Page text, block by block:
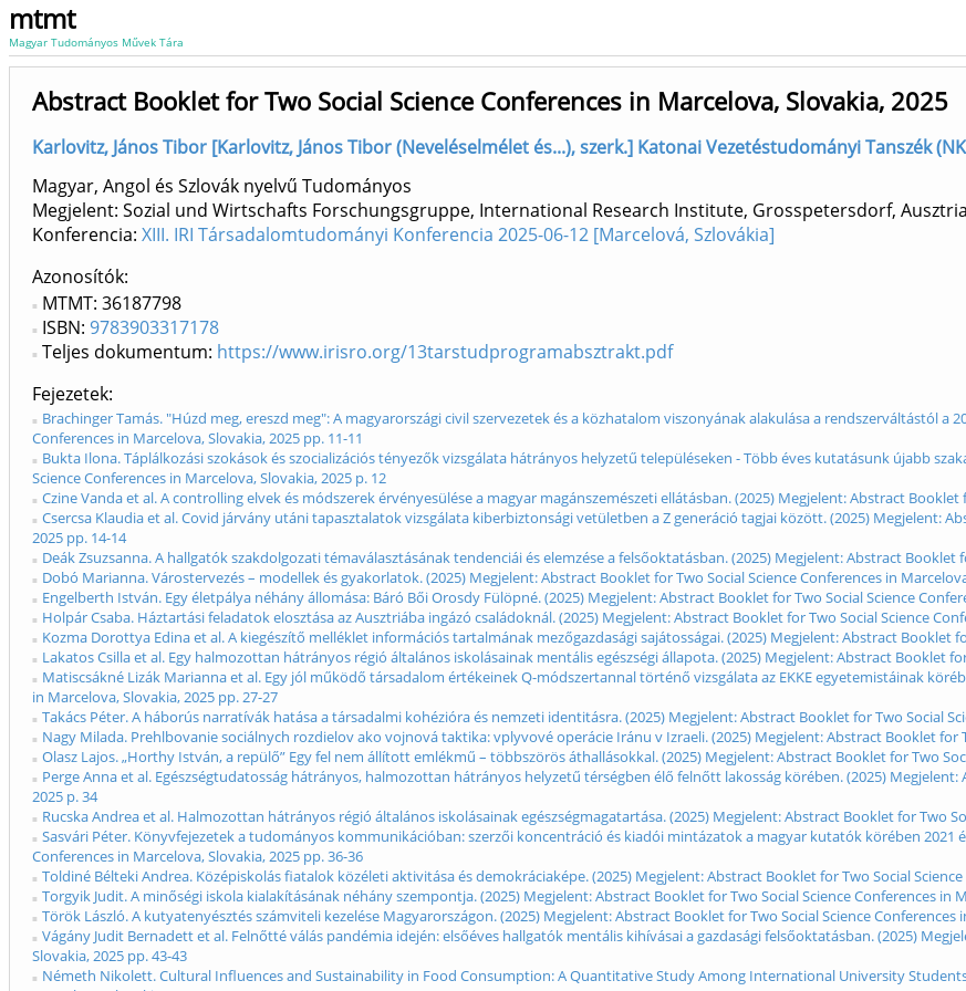
mtmt
Magyar Tudományos Művek Tára
Abstract Booklet for Two Social Science Conferences in Marcelova, Slovakia, 2025
Karlovitz, János Tibor [Karlovitz, János Tibor (Neveléselmélet és...), szerk.] Katonai Vezetéstudományi Tanszék
Magyar, Angol és Szlovák nyelvű Tudományos
Megjelent: Sozial und Wirtschafts Forschungsgruppe, International Research Institute, Grosspetersdorf,
Konferencia: XIII. IRI Társadalomtudományi Konferencia 2025-06-12 [Marcelová, Szlovákia]
Azonosítók
MTMT: 36187798
ISBN: 9783903317178
Teljes dokumentum: https://www.irisro.org/13tarstudprogramabsztrakt.pdf
Fejezetek
Brachinger Tamás. "Húzd meg, ereszd meg": A magyarországi civil szervezetek és a közhatalom viszonyának alakulása a rendszerváltástól a
Conferences in Marcelova, Slovakia, 2025 pp. 11-11
Bukta Ilona. Táplálkozási szokások és szocializációs tényezők vizsgálata hátrányos helyzetű településeken - Több éves kutatásunk újabb
Science Conferences in Marcelova, Slovakia, 2025 p. 12
Czine Vanda et al. A controlling elvek és módszerek érvényesülése a magyar magánszemészeti ellátásban. (2025) Megjelent: Abstract
Csercsa Klaudia et al. Covid járvány utáni tapasztalatok vizsgálata kiberbiztonsági vetületben a Z generáció tagjai között. (2025) Megjelent:
2025 pp. 14-14
Deák Zsuzsanna. A hallgatók szakdolgozati témaválasztásának tendenciái és elemzése a felsőoktatásban. (2025) Megjelent: Abstract Booklet
Dobó Marianna. Várostervezés – modellek és gyakorlatok. (2025) Megjelent: Abstract Booklet for Two Social Science Conferences in
Engelberth István. Egy életpálya néhány állomása: Báró Bői Orosdy Fülöpné. (2025) Megjelent: Abstract Booklet for Two Social Science
Holpár Csaba. Háztartási feladatok elosztása az Ausztriába ingázó családoknál. (2025) Megjelent: Abstract Booklet for Two Social Science
Kozma Dorottya Edina et al. A kiegészítő melléklet információs tartalmának mezőgazdasági sajátosságai. (2025) Megjelent: Abstract Booklet
Lakatos Csilla et al. Egy halmozottan hátrányos régió általános iskolásainak mentális egészségi állapota. (2025) Megjelent: Abstract Booklet
Matiscsákné Lizák Marianna et al. Egy jól működő társadalom értékeinek Q-módszertannal történő vizsgálata az EKKE egyetemistáinak
in Marcelova, Slovakia, 2025 pp. 27-27
Takács Péter. A háborús narratívák hatása a társadalmi kohézióra és nemzeti identitásra. (2025) Megjelent: Abstract Booklet for Two Social
Nagy Milada. Prehlbovanie sociálnych rozdielov ako vojnová taktika: vplyvové operácie Iránu v Izraeli. (2025) Megjelent: Abstract Booklet for
Olasz Lajos. „Horthy István, a repülő” Egy fel nem állított emlékmű – többszörös áthallásokkal. (2025) Megjelent: Abstract Booklet for Two
Perge Anna et al. Egészségtudatosság hátrányos, halmozottan hátrányos helyzetű térségben élő felnőtt lakosság körében. (2025)
2025 p. 34
Rucska Andrea et al. Halmozottan hátrányos régió általános iskolásainak egészségmagatartása. (2025) Megjelent: Abstract Booklet for Two
Sasvári Péter. Könyvfejezetek a tudományos kommunikációban: szerzői koncentráció és kiadói mintázatok a magyar kutatók körében 2021
Conferences in Marcelova, Slovakia, 2025 pp. 36-36
Toldiné Bélteki Andrea. Középiskolás fiatalok közéleti aktivitása és demokráciaképe. (2025) Megjelent: Abstract Booklet for Two Social
Torgyik Judit. A minőségi iskola kialakításának néhány szempontja. (2025) Megjelent: Abstract Booklet for Two Social Science Conferences in
Török László. A kutyatenyésztés számviteli kezelése Magyarországon. (2025) Megjelent: Abstract Booklet for Two Social Science Conferences
Vágány Judit Bernadett et al. Felnőtté válás pandémia idején: elsőéves hallgatók mentális kihívásai a gazdasági felsőoktatásban. (2025)
Slovakia, 2025 pp. 43-43
Németh Nikolett. Cultural Influences and Sustainability in Food Consumption: A Quantitative Study Among International University